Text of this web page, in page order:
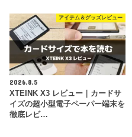
アイテム＆グッズレビュー
2026.8.5
XTEINK X3 レビュー｜カードサ
イズの超小型電子ペーパー端末を
徹底レビ…